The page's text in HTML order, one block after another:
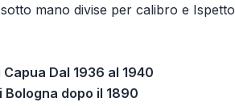
mano divise per calibro e
Dal 1936 al 1940
dopo il 1890